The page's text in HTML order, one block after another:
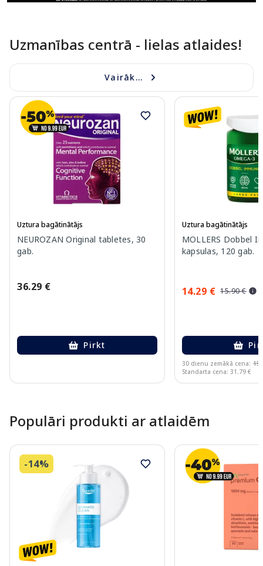
Uzmanības centrā - lielas atlaides!
Vairāk...
Uztura bagātinātājs
NEUROZAN Original tabletes, 30
gab.
36.29 €
Pirkt
Uztura bagātinātājs
MOLLERS Dobbel
kapsulas, 120 gab.
14.29 € 15.90 €
30 dienu zemākā cena:
Standarta cena: 31.79 €
Populāri produkti ar atlaidēm
-14%